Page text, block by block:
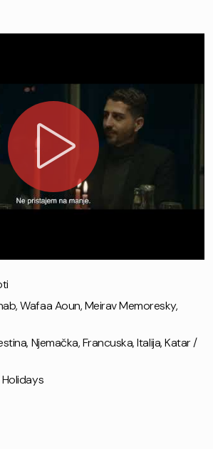
Wafaa Aoun, Meirav Memoresky,
Njemačka, Francuska, Italija, Katar /